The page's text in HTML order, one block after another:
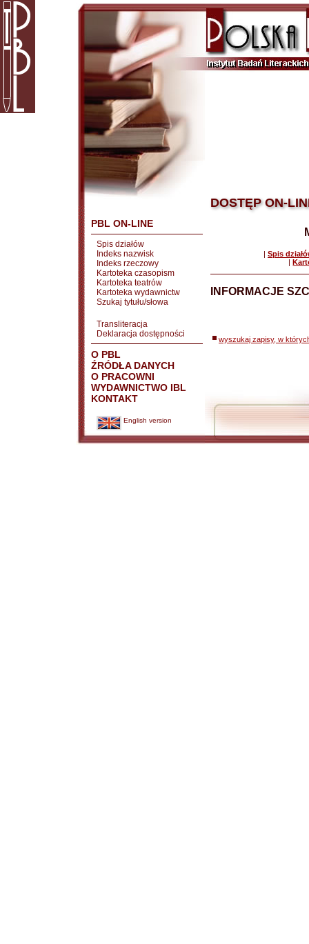
PBL ON-LINE
Spis działów
Indeks nazwisk
Indeks rzeczowy
Kartoteka czasopism
Kartoteka teatrów
Kartoteka wydawnictw
Szukaj tytułu/słowa
Transliteracja
Deklaracja dostępności
O PBL
ŹRÓDŁA DANYCH
O PRACOWNI
WYDAWNICTWO IBL
KONTAKT
English version
DOSTĘP ON-
| Spis
|
INFORMACJE
wyszukaj zapisy, w